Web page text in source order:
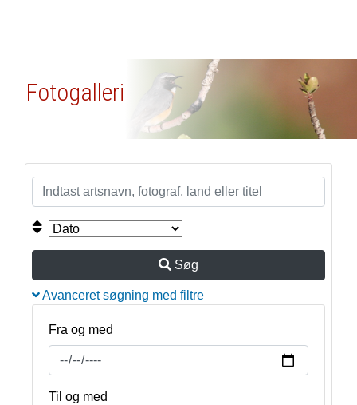
Fotogalleri
Søg
Avanceret søgning med filtre
Fra og med
Til og med